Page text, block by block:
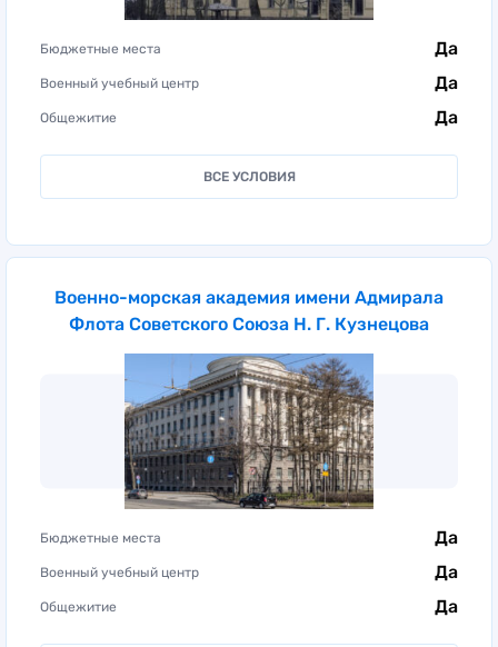
Бюджетные места Да
Военный учебный центр Да
Общежитие Да
ВСЕ УСЛОВИЯ
Военно-морская академия имени Адмирала
Флота Советского Союза Н. Г. Кузнецова
Бюджетные места Да
Военный учебный центр Да
Общежитие Да